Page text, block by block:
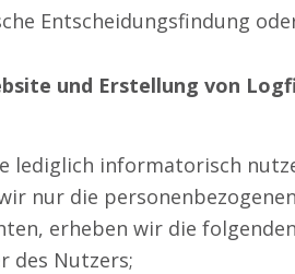
Entscheidungsfindung
und Erstellung von
lediglich informatorisch
nur die
erheben wir die folgenden
des Nutzers;